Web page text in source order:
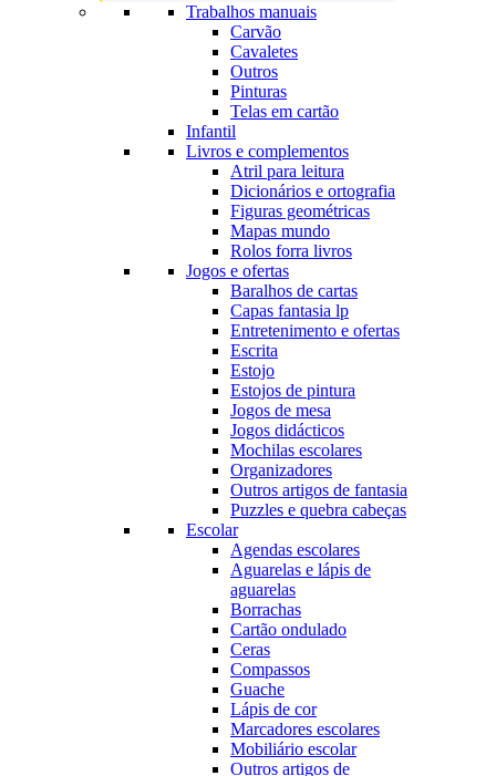
Trabalhos manuais
Carvão
Cavaletes
Outros
Pinturas
Telas em cartão
Infantil
Livros e complementos
Atril para leitura
Dicionários e ortografia
Figuras geométricas
Mapas mundo
Rolos forra livros
Jogos e ofertas
Baralhos de cartas
Capas fantasia lp
Entretenimento e ofertas
Escrita
Estojo
Estojos de pintura
Jogos de mesa
Jogos didácticos
Mochilas escolares
Organizadores
Outros artigos de fantasia
Puzzles e quebra cabeças
Escolar
Agendas escolares
Aguarelas e lápis de
aguarelas
Borrachas
Cartão ondulado
Ceras
Compassos
Guache
Lápis de cor
Marcadores escolares
Mobiliário escolar
Outros artigos de